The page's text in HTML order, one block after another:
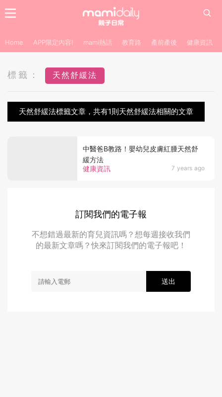
Home APP限定內容! mami熱話 教育路 產前產後 健康資訊
標籤： 天然舒緩法
天然舒緩法標籤文章，共有1則天然舒緩法相關的文章
健康資訊 7 years ago
中醫爸B教路！嬰幼兒皮膚紅腫天然舒
緩方法
訂閱我們的電子報
不想錯過最新的育兒資訊嗎？想每週接收我們
的最新文章嗎？快來訂閱我們的電子報吧！
送出